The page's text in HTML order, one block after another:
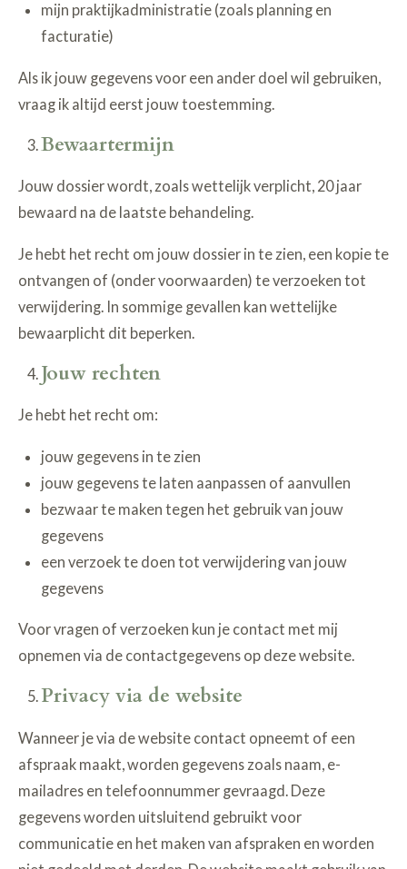
mijn praktijkadministratie (zoals planning en
facturatie)
Als ik jouw gegevens voor een ander doel wil gebruiken,
vraag ik altijd eerst jouw toestemming.
Bewaartermijn
Jouw dossier wordt, zoals wettelijk verplicht, 20 jaar
bewaard na de laatste behandeling.
Je hebt het recht om jouw dossier in te zien, een kopie te
ontvangen of (onder voorwaarden) te verzoeken tot
verwijdering. In sommige gevallen kan wettelijke
bewaarplicht dit beperken.
Jouw rechten
Je hebt het recht om:
jouw gegevens in te zien
jouw gegevens te laten aanpassen of aanvullen
bezwaar te maken tegen het gebruik van jouw
gegevens
een verzoek te doen tot verwijdering van jouw
gegevens
Voor vragen of verzoeken kun je contact met mij
opnemen via de contactgegevens op deze website.
Privacy via de website
Wanneer je via de website contact opneemt of een
afspraak maakt, worden gegevens zoals naam, e-
mailadres en telefoonnummer gevraagd. Deze
gegevens worden uitsluitend gebruikt voor
communicatie en het maken van afspraken en worden